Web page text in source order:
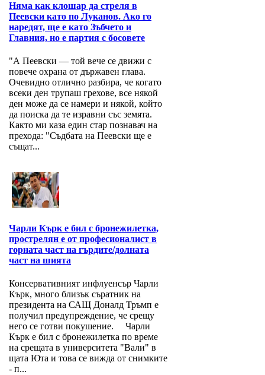
Няма как клошар да стреля в
Пеевски като по Луканов. Ако го
наредят, ще е като Зъбчето и
Главния, но е партия с босовете
"А Пеевски — той вече се движи с
повече охрана от държавен глава.
Очевидно отлично разбира, че когато
всеки ден трупаш грехове, все някой
ден може да се намери и някой, който
да поиска да те изравни със земята.
Както ми каза един стар познавач на
прехода: "Съдбата на Пеевски ще е
същат...
Чарли Кърк е бил с бронежилетка,
прострелян е от професионалист в
горната част на гърдите/долната
част на шията
Консервативният инфлуенсър Чарли
Кърк, много близък съратник на
президента на САЩ Доналд Тръмп е
получил предупреждение, че срещу
него се готви покушение. Чарли
Кърк е бил с бронежилетка по време
на срещата в университета "Вали" в
щата Юта и това се вижда от снимките
- п...